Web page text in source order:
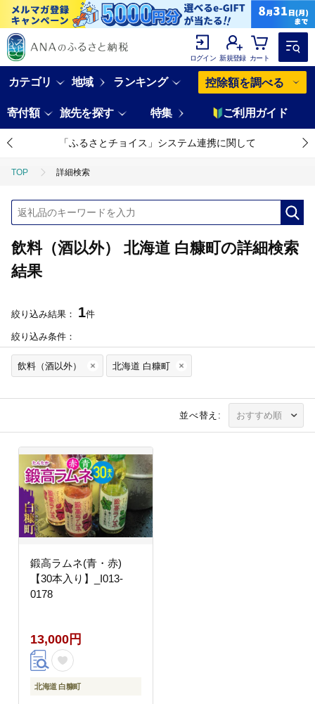
ログイン 新規登録 カート
カテゴリ 地域 ランキング 控除額を調べる
寄付額 旅先を探す 特集 ご利用ガイド
「ふるさとチョイス」システム連携に関して
TOP 詳細検索
飲料（酒以外） 北海道 白糠町の詳細検索
結果
絞り込み結果： 1件
絞り込み条件：
飲料（酒以外） 北海道 白糠町
並べ替え:
鍛高ラムネ(青・赤)
【30本入り】_I013-
0178
13,000円
北海道 白糠町